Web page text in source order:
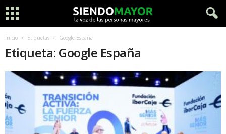
Inicio Etiquetas Google España
Etiqueta: Google España